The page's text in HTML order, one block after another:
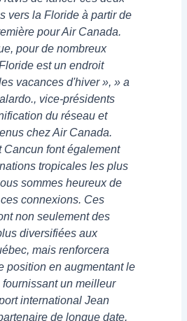
vers la Floride à partir de
pour Air Canada.
pour de nombreux
est un endroit
vacances d'hiver », » a
vice-présidents
du réseau et
chez Air Canada.
Cancun font également
tropicales les plus
sommes heureux de
connexions. Ces
non seulement des
diversifiées aux
mais renforcera
position en augmentant le
un meilleur
international Jean
de longue date.